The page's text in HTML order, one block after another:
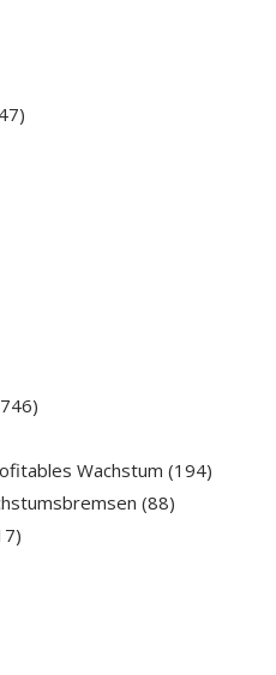
Wachstum (194)
(88)